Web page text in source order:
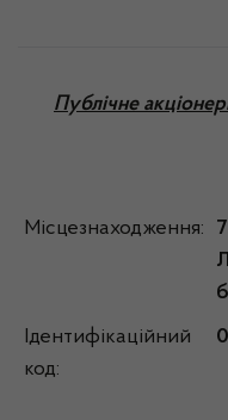
Публічне
Місцезнаходження:
Ідентифікаційний
код: